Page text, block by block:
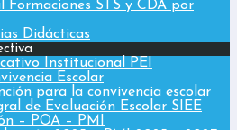
Formaciones STS y CDA por
Didácticas
Institucional PEI
Escolar
para la convivencia escolar
de Evaluación Escolar SIEE
– POA – PMI